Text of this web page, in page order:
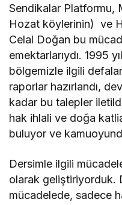
Sendikalar Platformu,
Hozat köylerinin) ve
Celal Doğan bu
emektarlarıydı. 1995
bölgemizle ilgili
raporlar hazırlandı,
kadar bu talepler
hak ihlali ve doğa
buluyor ve
Dersimle ilgili
olarak geliştiriyorduk.
mücadelede, sadece